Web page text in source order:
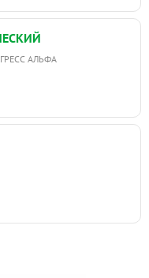
АЛЬФА